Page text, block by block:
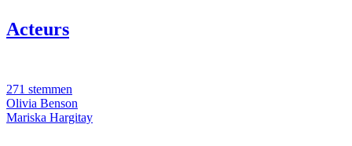
Acteurs
271 stemmen
Olivia Benson
Mariska Hargitay